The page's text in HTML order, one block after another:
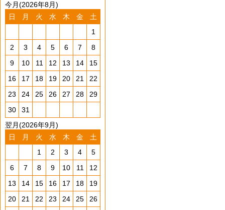
今月(2026年8月)
日
月 火 水 木 金
土
1
2
3 4 5 6 7
8
9
10 11 12 13 14
15
16
17 18 19 20 21
22
23
24 25 26 27 28
29
30
31
翌月(2026年9月)
日
月 火 水 木 金
土
1
2 3 4
5
6
7 8 9 10 11
12
13
14 15 16 17 18
19
20
21 22 23 24 25
26